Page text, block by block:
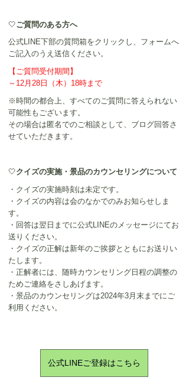
🤍ご質問のある方へ
公式LINE下部の質問箱をクリックし、フォームへ
ご記入のうえ送信ください。
【ご質問受付期間】
～12月28日（木）18時まで
※時間の都合上、すべてのご質問に答えられない
可能性もございます。
その場合は匿名でのご相談として、ブログ回答さ
せていただきます。
🤍クイズの実施・景品のカウンセリングについて
・クイズの実施時刻は未定です。
・クイズの内容は会のなかでのみお知らせしま
す。
・回答は翌日までに公式LINEのメッセージにてお
送りください。
・クイズの正解は新年のご挨拶とともにお送りい
たします。
・正解者には、随時カウンセリング日程の調整の
ためご連絡をさしあげます。
・景品のカウンセリングは2024年3月末までにご
利用ください。
公式LINEご登録はこちら